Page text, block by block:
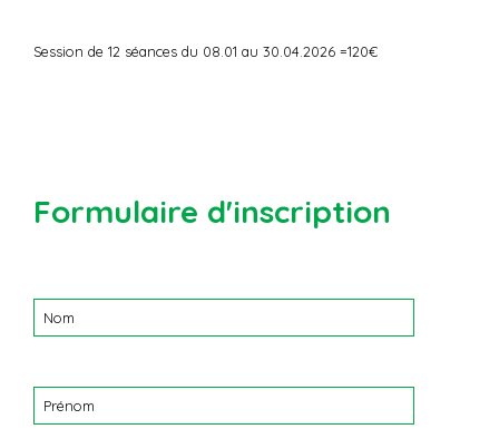
Session de 12 séances du 08.01 au 30.04.2026 =120€
Formulaire d'inscription